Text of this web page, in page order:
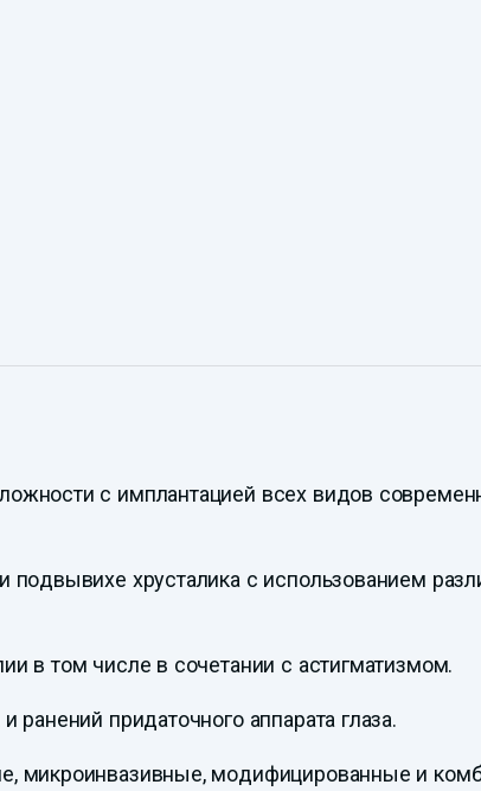
с имплантацией всех видов
подвывихе хрусталика с использованием
в том числе в сочетании с астигматизмом.
ранений придаточного аппарата глаза.
микроинвазивные, модифицированные и